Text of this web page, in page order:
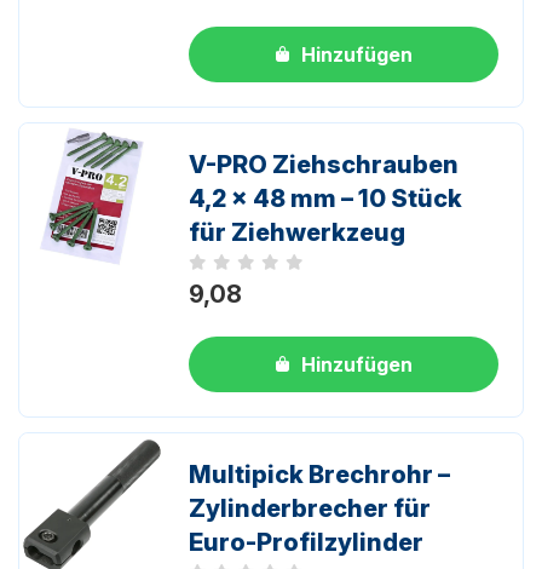
Hinzufügen
V-PRO Ziehschrauben
4,2 x 48 mm – 10 Stück
für Ziehwerkzeug
Noch keine Bewertungen
9,08
Hinzufügen
Multipick Brechrohr –
Zylinderbrecher für
Euro-Profilzylinder